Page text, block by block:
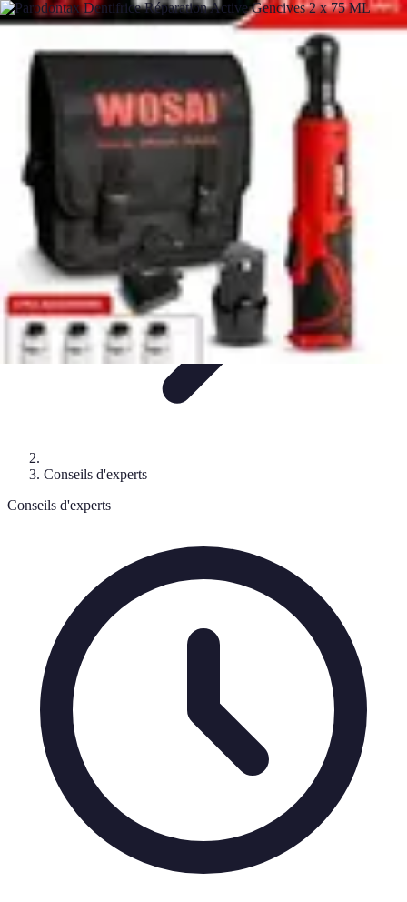
Plomberie Rapide
DépannageOutils et ÉquipementsDépannage et révisionsDépannage
d'urgenceDépannage plomberie
Plomberie Rapide
Conseils d'experts
Conseils d'experts